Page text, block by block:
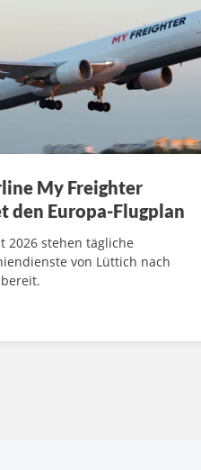
My Freighter
den Europa-Flugplan
2026 stehen tägliche
von Lüttich nach